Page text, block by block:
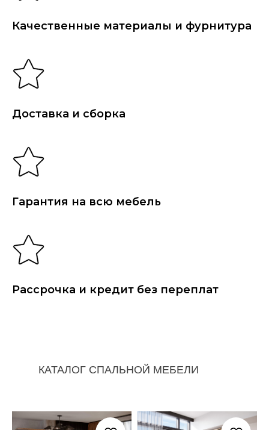
Качественные материалы и фурнитура
Доставка и сборка
Гарантия на всю мебель
Рассрочка и кредит без переплат
КАТАЛОГ СПАЛЬНОЙ МЕБЕЛИ